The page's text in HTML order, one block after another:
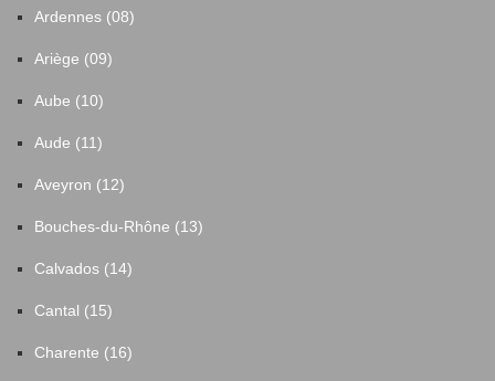
Ardennes (08)
Ariège (09)
Aube (10)
Aude (11)
Aveyron (12)
Bouches-du-Rhône (13)
Calvados (14)
Cantal (15)
Charente (16)